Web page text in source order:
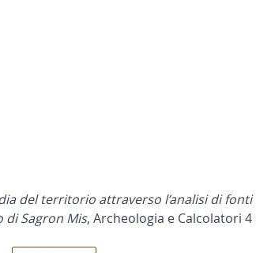
del territorio attraverso l’analisi di fonti
di Sagron Mis, Archeologia e Calcolatori 4